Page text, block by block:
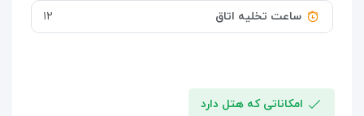
ساعت تخلیه اتاق ۱۲
امکاناتی که هتل دارد